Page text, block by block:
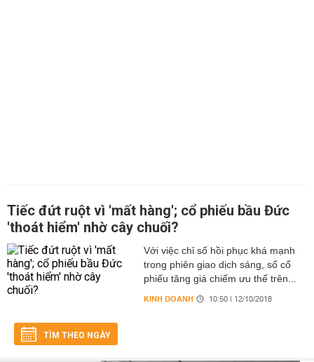
Tiếc đứt ruột vì 'mất hàng'; cổ phiếu bầu Đức
'thoát hiểm' nhờ cây chuối?
Với việc chỉ số hồi phục khá mạnh
trong phiên giao dịch sáng, số cổ
phiếu tăng giá chiếm ưu thế trên...
KINH DOANH 10:50 | 12/10/2018
TÌM THEO NGÀY